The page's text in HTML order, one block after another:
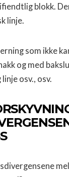
blokk.
linje.
som ikke
og med
osv., osv.